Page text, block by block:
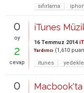
sıfırlama
0
oy
2
cevap
iTunes
16 Temmuz 2014
Yardımcı (1,610
itunes
0